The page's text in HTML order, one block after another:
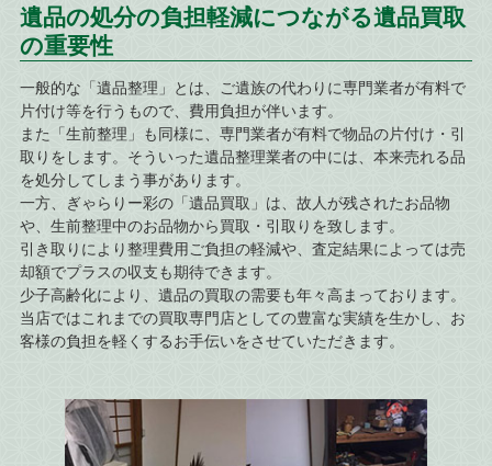
遺品の処分の負担軽減につながる遺品買取
の重要性
一般的な「遺品整理」とは、ご遺族の代わりに専門業者が有料で
片付け等を行うもので、費用負担が伴います。
また「生前整理」も同様に、専門業者が有料で物品の片付け・引
取りをします。そういった遺品整理業者の中には、本来売れる品
を処分してしまう事があります。
一方、ぎゃらりー彩の「遺品買取」は、故人が残されたお品物
や、生前整理中のお品物から買取・引取りを致します。
引き取りにより整理費用ご負担の軽減や、査定結果によっては売
却額でプラスの収支も期待できます。
少子高齢化により、遺品の買取の需要も年々高まっております。
当店ではこれまでの買取専門店としての豊富な実績を生かし、お
客様の負担を軽くするお手伝いをさせていただきます。